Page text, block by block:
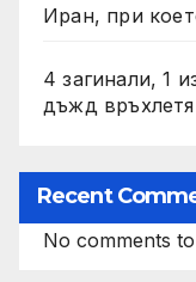
Иран, при
4 загинали, 1
дъжд
Recent
No comments